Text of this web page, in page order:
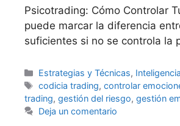
Psicotrading: Cómo Controlar
puede marcar la diferencia
suficientes si no se controla la
Categorías
Estrategias y Técnicas,
Etiquetas
codicia trading,controlar
trading, gestión del riesgo, gestión
Deja un comentario